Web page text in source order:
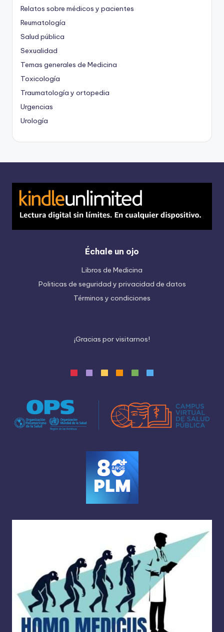
Relatos sobre médicos y pacientes
Reumatología
Salud pública
Sexualidad
Temas generales de Medicina
Toxicología
Traumatología y ortopedia
Urgencias
Urología
Échale un ojo
Libros de Medicina
Politicas de seguridad y privacidad de datos
Términos y condiciones
¡Gracias porvisitarnos!